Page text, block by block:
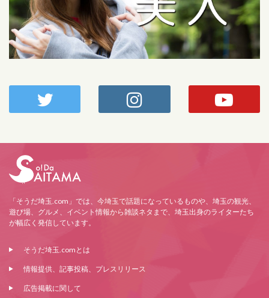
「そうだ埼玉.com」では、今埼玉で話題になっているものや、埼玉の観光、
遊び場、グルメ、イベント情報から雑談ネタまで、埼玉出身のライターたち
が幅広く発信しています。
そうだ埼玉.comとは
情報提供、記事投稿、プレスリリース
広告掲載に関して